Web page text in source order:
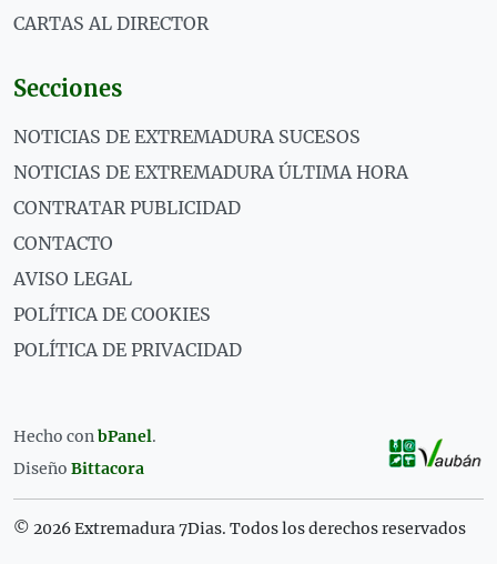
CARTAS AL DIRECTOR
Secciones
NOTICIAS DE EXTREMADURA SUCESOS
NOTICIAS DE EXTREMADURA ÚLTIMA HORA
CONTRATAR PUBLICIDAD
CONTACTO
AVISO LEGAL
POLÍTICA DE COOKIES
POLÍTICA DE PRIVACIDAD
Hecho conbPanel.
Diseño Bittacora
© 2026 Extremadura 7Dias. Todos los derechos reservados